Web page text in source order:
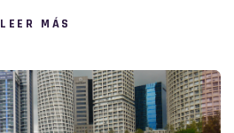
LEER MÁS